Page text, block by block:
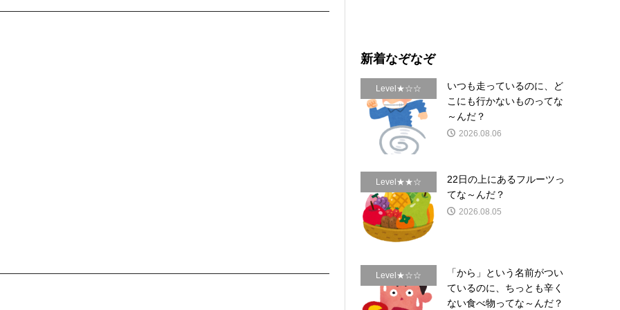
新着なぞなぞ
Level★☆☆
いつも走っているのに、ど
こにも行かないものってな
～んだ？
2026.08.06
Level★★☆
22日の上にあるフルーツっ
てな～んだ？
2026.08.05
Level★☆☆
「から」という名前がつい
ているのに、ちっとも辛く
ない食べ物ってな～んだ？